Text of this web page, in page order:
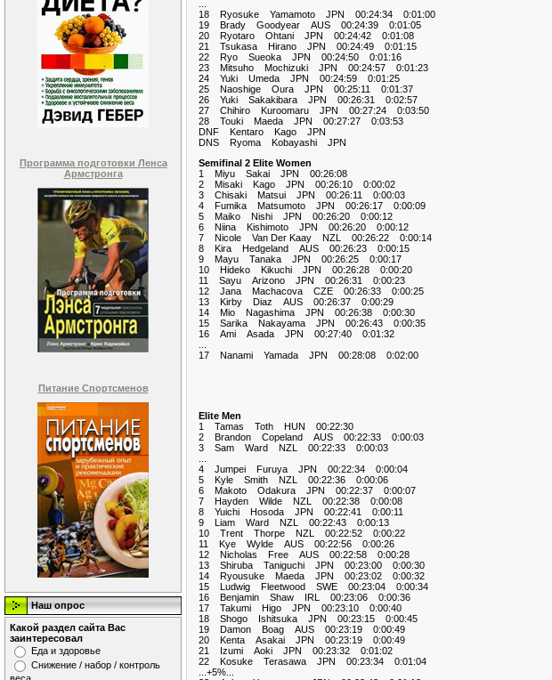
Программа подготовки Ленса
Армстронга
Питание Спортсменов
Наш опрос
Какой раздел сайта Вас
заинтересовал
Еда и здоровье
Снижение / набор / контроль
18 Ryosuke Yamamoto JPN 00:24:34 0:01:00
19 Brady Goodyear AUS 00:24:39 0:01:05
20 Ryotaro Ohtani JPN 00:24:42 0:01:08
21 Tsukasa Hirano JPN 00:24:49 0:01:15
22 Ryo Sueoka JPN 00:24:50 0:01:16
23 Mitsuho Mochizuki JPN 00:24:57 0:01:23
24 Yuki Umeda JPN 00:24:59 0:01:25
25 Naoshige Oura JPN 00:25:11 0:01:37
26 Yuki Sakakibara JPN 00:26:31 0:02:57
27 Chihiro Kuroomaru JPN 00:27:24 0:03:50
28 Touki Maeda JPN 00:27:27 0:03:53
DNF Kentaro Kago JPN
DNS Ryoma Kobayashi JPN
Semifinal 2 Elite Women
1 Miyu Sakai JPN 00:26:08
2 Misaki Kago JPN 00:26:10 0:00:02
3 Chisaki Matsui JPN 00:26:11 0:00:03
4 Fumika Matsumoto JPN 00:26:17 0:00:09
5 Maiko Nishi JPN 00:26:20 0:00:12
6 Niina Kishimoto JPN 00:26:20 0:00:12
7 Nicole Van Der Kaay NZL 00:26:22 0:00:14
8 Kira Hedgeland AUS 00:26:23 0:00:15
9 Mayu Tanaka JPN 00:26:25 0:00:17
10 Hideko Kikuchi JPN 00:26:28 0:00:20
11 Sayu Arizono JPN 00:26:31 0:00:23
12 Jana Machacova CZE 00:26:33 0:00:25
13 Kirby Diaz AUS 00:26:37 0:00:29
14 Mio Nagashima JPN 00:26:38 0:00:30
15 Sarika Nakayama JPN 00:26:43 0:00:35
16 Ami Asada JPN 00:27:40 0:01:32
17 Nanami Yamada JPN 00:28:08 0:02:00
Elite Men
1 Tamas Toth HUN 00:22:30
2 Brandon Copeland AUS 00:22:33 0:00:03
3 Sam Ward NZL 00:22:33 0:00:03
4 Jumpei Furuya JPN 00:22:34 0:00:04
5 Kyle Smith NZL 00:22:36 0:00:06
6 Makoto Odakura JPN 00:22:37 0:00:07
7 Hayden Wilde NZL 00:22:38 0:00:08
8 Yuichi Hosoda JPN 00:22:41 0:00:11
9 Liam Ward NZL 00:22:43 0:00:13
10 Trent Thorpe NZL 00:22:52 0:00:22
11 Kye Wylde AUS 00:22:56 0:00:26
12 Nicholas Free AUS 00:22:58 0:00:28
13 Shiruba Taniguchi JPN 00:23:00 0:00:30
14 Ryousuke Maeda JPN 00:23:02 0:00:32
15 Ludwig Fleetwood SWE 00:23:04 0:00:34
16 Benjamin Shaw IRL 00:23:06 0:00:36
17 Takumi Higo JPN 00:23:10 0:00:40
18 Shogo Ishitsuka JPN 00:23:15 0:00:45
19 Damon Boag AUS 00:23:19 0:00:49
20 Kenta Asakai JPN 00:23:19 0:00:49
21 Izumi Aoki JPN 00:23:32 0:01:02
22 Kosuke Terasawa JPN 00:23:34 0:01:04
...+5%...